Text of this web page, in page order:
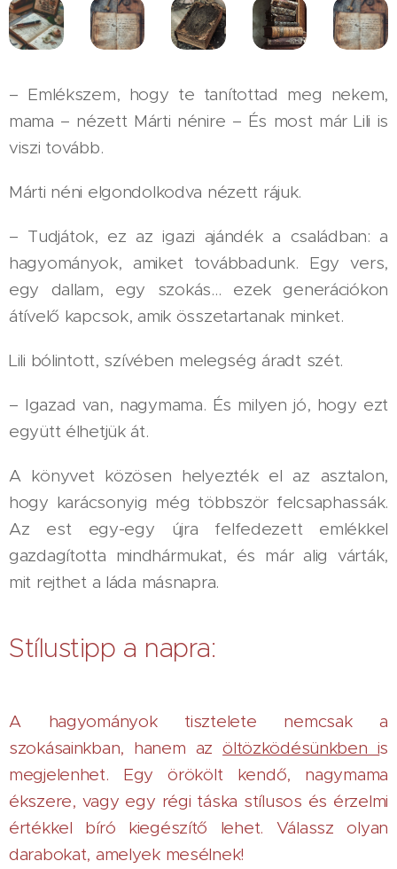
– Emlékszem, hogy te tanítottad meg nekem,
mama – nézett Márti nénire – És most már Lili is
viszi tovább.
Márti néni elgondolkodva nézett rájuk.
– Tudjátok, ez az igazi ajándék a családban: a
hagyományok, amiket továbbadunk. Egy vers,
egy dallam, egy szokás… ezek generációkon
átívelő kapcsok, amik összetartanak minket.
Lili bólintott, szívében melegség áradt szét.
– Igazad van, nagymama. És milyen jó, hogy ezt
együtt élhetjük át.
A könyvet közösen helyezték el az asztalon,
hogy karácsonyig még többször felcsaphassák.
Az est egy-egy újra felfedezett emlékkel
gazdagította mindhármukat, és már alig várták,
mit rejthet a láda másnapra.
Stílustipp a napra:
A hagyományok tisztelete nemcsak a
szokásainkban, hanem azöltözködésünkben is
megjelenhet. Egy örökölt kendő, nagymama
ékszere, vagy egy régi táska stílusos és érzelmi
értékkel bíró kiegészítő lehet. Válassz olyan
darabokat, amelyek mesélnek!